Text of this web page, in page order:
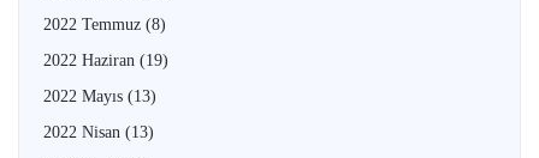
2022 Temmuz (8)
2022 Haziran (19)
2022 Mayıs (13)
2022 Nisan (13)